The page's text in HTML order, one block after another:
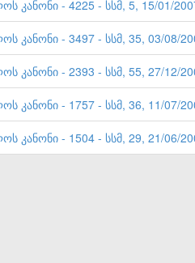
კანონი - 4225 - სსმ, 5, 15/01/
კანონი - 3497 - სსმ, 35, 03/08/
კანონი - 2393 - სსმ, 55, 27/12/
კანონი - 1757 - სსმ, 36, 11/07/
კანონი - 1504 - სსმ, 29, 21/06/